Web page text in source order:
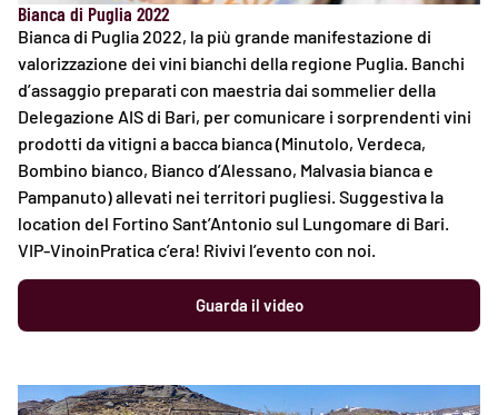
Bianca di Puglia 2022
Bianca di Puglia 2022, la più grande manifestazione di
valorizzazione dei vini bianchi della regione Puglia. Banchi
d’assaggio preparati con maestria dai sommelier della
Delegazione AIS di Bari, per comunicare i sorprendenti vini
prodotti da vitigni a bacca bianca (Minutolo, Verdeca,
Bombino bianco, Bianco d’Alessano, Malvasia bianca e
Pampanuto) allevati nei territori pugliesi. Suggestiva la
location del Fortino Sant’Antonio sul Lungomare di Bari.
VIP-VinoinPratica c’era! Rivivi l’evento con noi.
Guarda il video